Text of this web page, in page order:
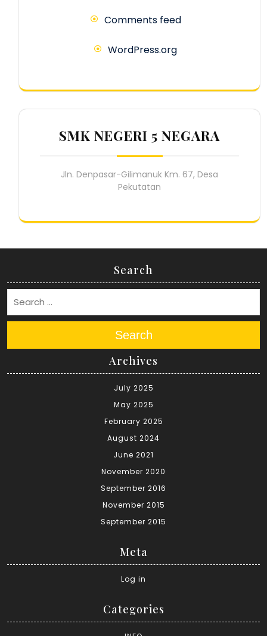
Comments feed
WordPress.org
SMK NEGERI 5 NEGARA
Jln. Denpasar-Gilimanuk Km. 67, Desa
Pekutatan
Search
Search
Archives
July 2025
May 2025
February 2025
August 2024
June 2021
November 2020
September 2016
November 2015
September 2015
Meta
Log in
Categories